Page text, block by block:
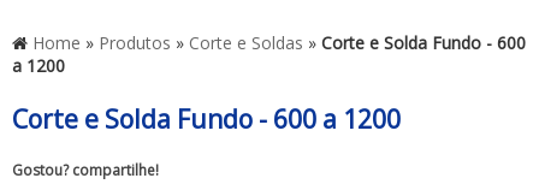
Home » Produtos » Corte e Soldas » Corte e Solda Fundo - 600
a 1200
Corte e Solda Fundo - 600 a 1200
Gostou? compartilhe!